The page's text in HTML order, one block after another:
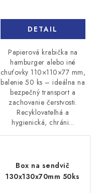
DETAIL
Papierová krabička na
hamburger alebo iné
chuťovky 110×110×77 mm,
balenie 50 ks – ideálna na
bezpečný transport a
zachovanie čerstvosti.
Recyklovateľná a
hygienická, chráni...
Box na sendvič
130x130x70mm 50ks